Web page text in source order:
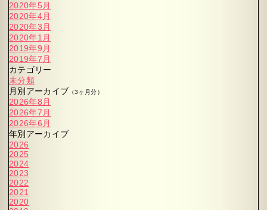
2020年5月
2020年4月
2020年3月
2020年1月
2019年9月
2019年7月
カテゴリー
未分類
月別アーカイブ （3ヶ月分）
2026年8月
2026年7月
2026年6月
年別アーカイブ
2026
2025
2024
2023
2022
2021
2020